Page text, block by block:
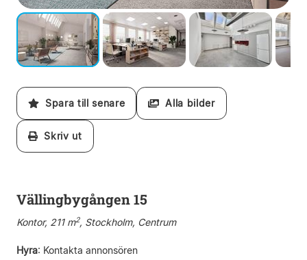
Spara till senare Alla bilder
Skriv ut
Vällingbygången 15
Kontor, 211 m2, Stockholm, Centrum
Hyra: Kontakta annonsören